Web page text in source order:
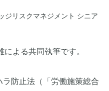
ジリスクマネジメント シニア
よる共同執筆です。
防止法（「労働施策総合